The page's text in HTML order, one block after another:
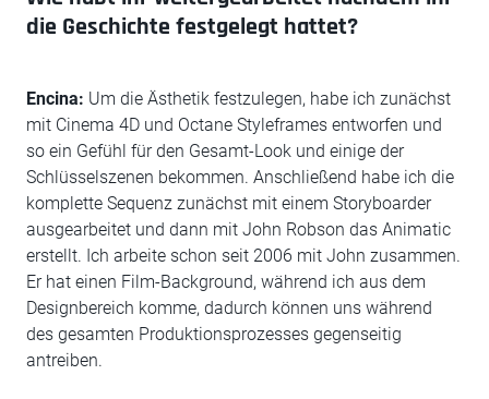
die Geschichte festgelegt hattet?
Encina: Um die Ästhetik festzulegen, habe ich zunächst
mit Cinema 4D und Octane Styleframes entworfen und
so ein Gefühl für den Gesamt-Look und einige der
Schlüsselszenen bekommen. Anschließend habe ich die
komplette Sequenz zunächst mit einem Storyboarder
ausgearbeitet und dann mit John Robson das Animatic
erstellt. Ich arbeite schon seit 2006 mit John zusammen.
Er hat einen Film-Background, während ich aus dem
Designbereich komme, dadurch können uns während
des gesamten Produktionsprozesses gegenseitig
antreiben.